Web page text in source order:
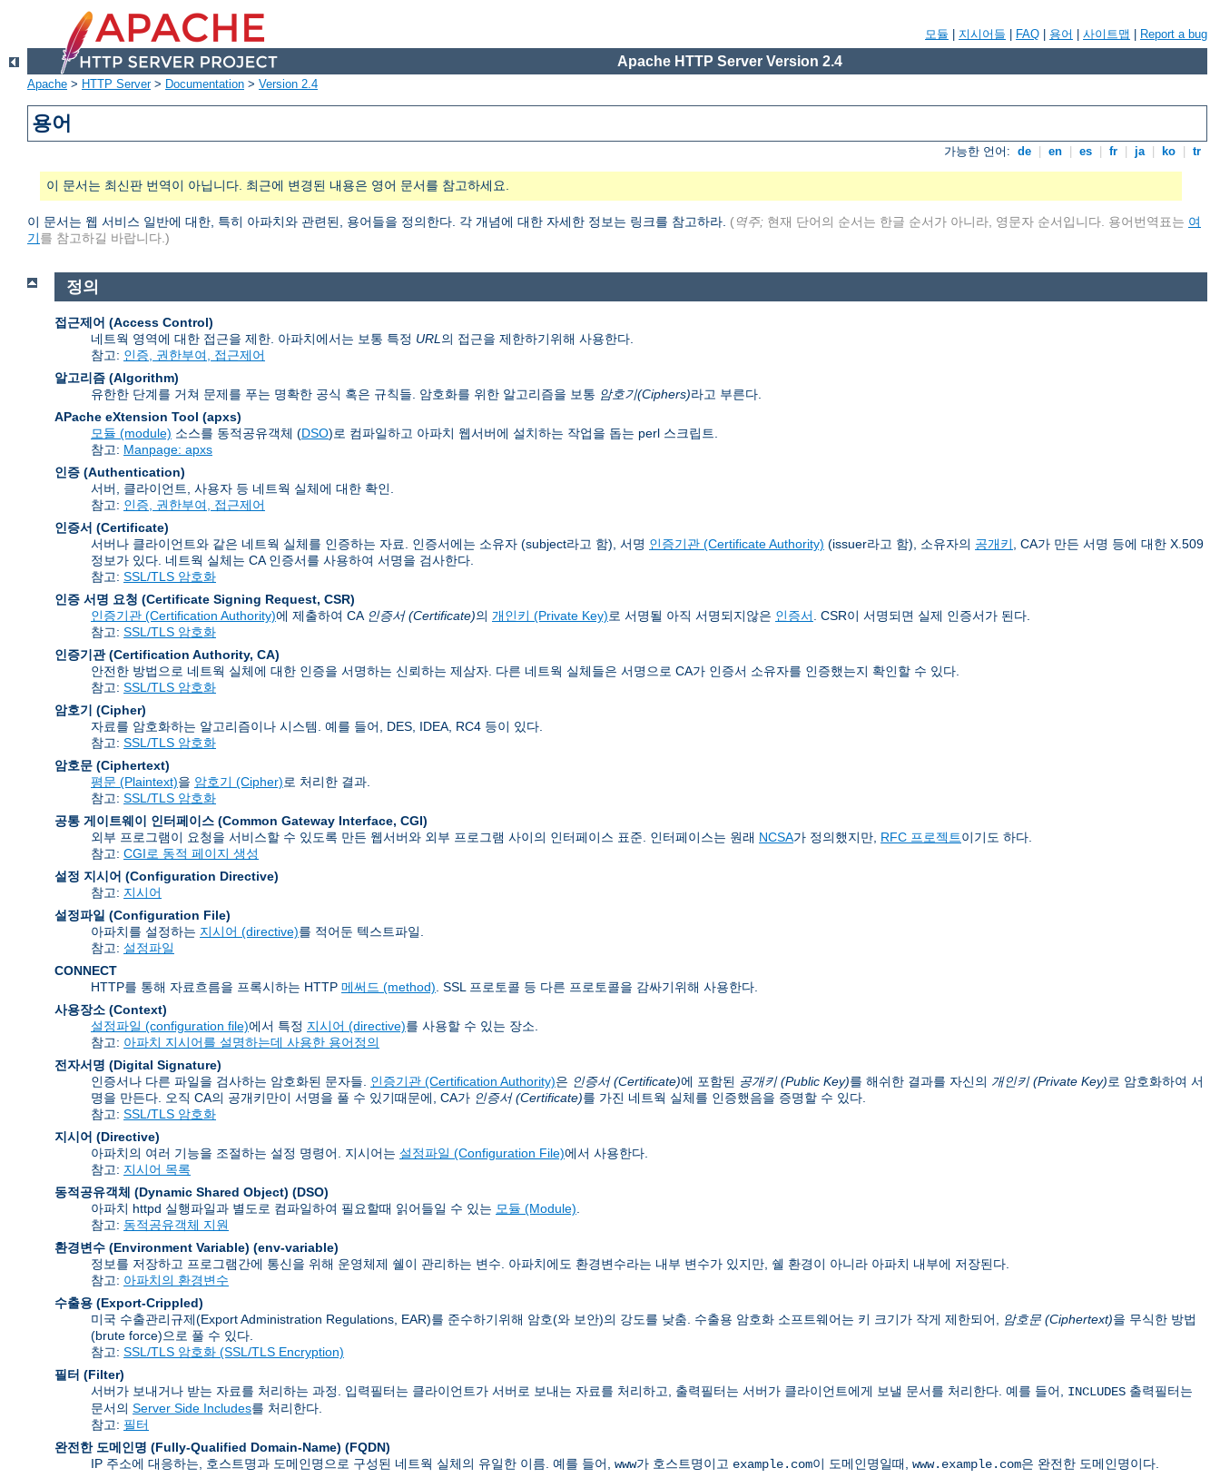
모듈 지시어들 FAQ 용어 사이트맵 Report a bug
Apache HTTP Server Version 2.4
Apache > HTTP Server> Documentation > Version 2.4
용어
가능한 언어: de en es fr ja ko tr
이 문서는 최신판 번역이 아닙니다. 최근에 변경된 내용은 영어 문서를 참고하세요.
이 문서는 웹 서비스 일반에 대한, 특히 아파치와 관련된, 용어들을 정의한다. 각 개념에 대한 자세한 정보는 링크를 참고하라. (역주; 현재 단어의 순서는 한글 순서가 아니라, 영문자 순서입니다. 용어번역표는 여
기를 참고하길 바랍니다.)
정의
접근제어 (Access Control)
네트웍 영역에 대한 접근을 제한. 아파치에서는 보통 특정 URL 의 접근을 제한하기위해 사용한다.
참고: 인증, 권한부여, 접근제어
알고리즘 (Algorithm)
유한한 단계를 거쳐 문제를 푸는 명확한 공식 혹은 규칙들. 암호화를 위한 알고리즘을 보통 암호기(Ciphers)라고 부른다.
APache eXtension Tool (apxs)
모듈 (module) 소스를 동적공유객체 (DSO)로 컴파일하고 아파치 웹서버에 설치하는 작업을 돕는 perl 스크립트.
참고: Manpage: apxs
인증 (Authentication)
서버, 클라이언트, 사용자 등 네트웍 실체에 대한 확인.
참고: 인증, 권한부여, 접근제어
인증서 (Certificate)
서버나 클라이언트와 같은 네트웍 실체를 인증하는 자료. 인증서에는 소유자 (subject라고 함), 서명 인증기관 (Certificate Authority) (issuer라고 함), 소유자의 공개키
, CA가 만든 서명 등에 대한 X.509
정보가 있다. 네트웍 실체는 CA 인증서를 사용하여 서명을 검사한다.
참고: SSL/TLS 암호화
인증 서명 요청 (Certificate Signing Request, CSR)
인증기관 (Certification Authority)에 제출하여 CA 인증서 (Certificate)의 개인키 (Private Key)로 서명될 아직 서명되지않은 인증서
. CSR이 서명되면 실제 인증서가 된다.
참고: SSL/TLS 암호화
인증기관 (Certification Authority, CA)
안전한 방법으로 네트웍 실체에 대한 인증을 서명하는 신뢰하는 제삼자. 다른 네트웍 실체들은 서명으로 CA가 인증서 소유자를 인증했는지 확인할 수 있다.
참고: SSL/TLS 암호화
암호기 (Cipher)
자료를 암호화하는 알고리즘이나 시스템. 예를 들어, DES, IDEA, RC4 등이 있다.
참고: SSL/TLS 암호화
암호문 (Ciphertext)
평문 (Plaintext)을 암호기 (Cipher)로 처리한 결과.
참고: SSL/TLS 암호화
공통 게이트웨이 인터페이스 (Common Gateway Interface, CGI)
외부 프로그램이 요청을 서비스할 수 있도록 만든 웹서버와 외부 프로그램 사이의 인터페이스 표준. 인터페이스는 원래 NCSA가 정의했지만, RFC 프로젝트이기도 하다.
참고: CGI로 동적 페이지 생성
설정 지시어 (Configuration Directive)
참고: 지시어
설정파일 (Configuration File)
아파치를 설정하는 지시어 (directive)를 적어둔 텍스트파일.
참고: 설정파일
CONNECT
HTTP를 통해 자료흐름을 프록시하는 HTTP 메써드 (method) . SSL 프로토콜 등 다른 프로토콜을 감싸기위해 사용한다.
사용장소 (Context)
설정파일 (configuration file)에서 특정 지시어 (directive)를 사용할 수 있는 장소.
참고: 아파치 지시어를 설명하는데 사용한 용어정의
전자서명 (Digital Signature)
인증서나 다른 파일을 검사하는 암호화된 문자들. 인증기관 (Certification Authority)은 인증서 (Certificate)에 포함된 공개키 (Public Key)를 해쉬한 결과를 자신의 개인키 (Private Key)로 암호화하여 서
명을 만든다. 오직 CA의 공개키만이 서명을 풀 수 있기때문에, CA가 인증서 (Certificate)를 가진 네트웍 실체를 인증했음을 증명할 수 있다.
참고: SSL/TLS 암호화
지시어 (Directive)
아파치의 여러 기능을 조절하는 설정 명령어. 지시어는 설정파일 (Configuration File)에서 사용한다.
참고: 지시어 목록
동적공유객체 (Dynamic Shared Object) (DSO)
아파치 httpd 실행파일과 별도로 컴파일하여 필요할때 읽어들일 수 있는 모듈 (Module)
참고: 동적공유객체 지원
환경변수 (Environment Variable) (env-variable)
정보를 저장하고 프로그램간에 통신을 위해 운영체제 쉘이 관리하는 변수. 아파치에도 환경변수라는 내부 변수가 있지만, 쉘 환경이 아니라 아파치 내부에 저장된다.
참고: 아파치의 환경변수
수출용 (Export-Crippled)
미국 수출관리규제(Export Administration Regulations, EAR)를 준수하기위해 암호(와 보안)의 강도를 낮춤. 수출용 암호화 소프트웨어는 키 크기가 작게 제한되어,
암호문 (Ciphertext)을 무식한 방법
(brute force)으로 풀 수 있다.
참고: SSL/TLS 암호화 (SSL/TLS Encryption)
필터 (Filter)
서버가 보내거나 받는 자료를 처리하는 과정. 입력필터는 클라이언트가 서버로 보내는 자료를 처리하고, 출력필터는 서버가 클라이언트에게 보낼 문서를 처리한다. 예를 들어, INCLUDES 출력필터는
문서의 Server Side Includes를 처리한다.
참고: 필터
완전한 도메인명 (Fully-Qualified Domain-Name) (FQDN)
IP 주소에 대응하는, 호스트명과 도메인명으로 구성된 네트웍 실체의 유일한 이름. 예를 들어, www가 호스트명이고 example.com이 도메인명일때, www.example.com은 완전한 도메인명이다.